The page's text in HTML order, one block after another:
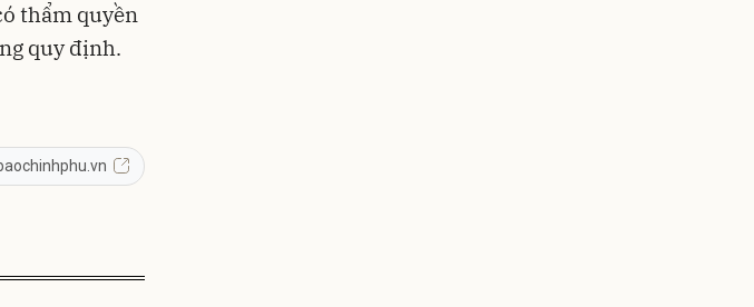
thẩm quyền
quy định.